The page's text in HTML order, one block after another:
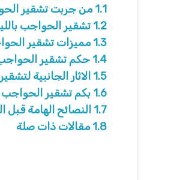
1.1 من جربت تشقير
1.2 تشقير الحواجب
1.3 مميزات تشقير
1.4 حكم تشقير الحواجب
1.5 الاثار الجانبية
1.6 بكم تشقير الحواجب
1.7 النصائح الهامة قبل
1.8 مقالات ذات صلة